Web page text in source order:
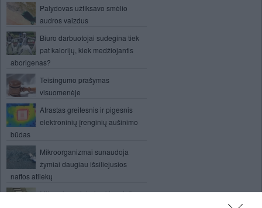
Palydovas užfiksavo smėlio
audros vaizdus
Biuro darbuotojai sudegina tiek
pat kalorijų, kiek medžiojantis
aborigenas?
Teisingumo prašymas
visuomenėje
Atrastas greitesnis ir pigesnis
elektroninių įrenginių aušinimo
būdas
Mikroorganizmai sunaudoja
žymiai daugiau išsiliejusios
naftos atliekų
Mitas - kompiuteris akių priešas